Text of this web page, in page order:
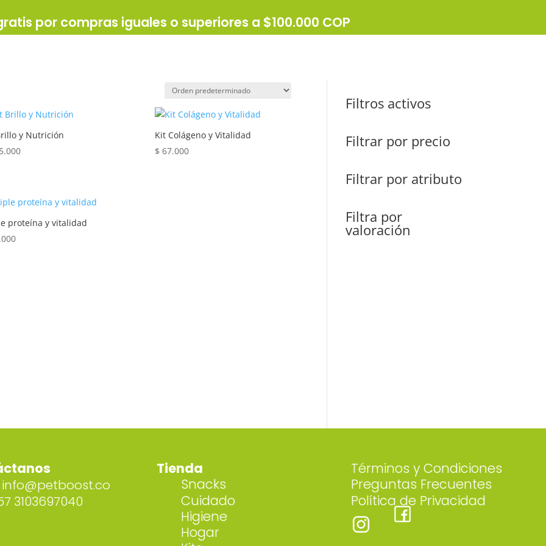
por compras iguales o superiores a $100.000 COP
y Nutrición
Kit Colágeno y Vitalidad
$ 67.000
proteína y vitalidad
Filtros activos
Filtrar por precio
Filtrar por atributo
Filtra por
valoración
info@petboost.co
3103697040
Tienda
Snacks
Cuidado
Higiene
Hogar
Términos y Condiciones
Preguntas Frecuentes
Política de Privacidad